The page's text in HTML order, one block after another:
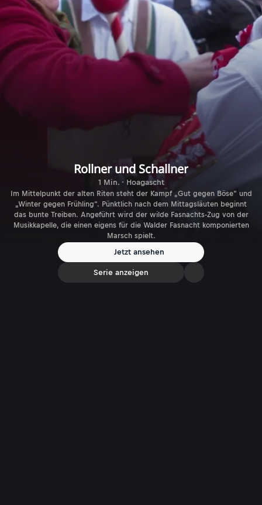
Rollner und Schallner
1 Min. · Hoagascht
Im Mittelpunkt der alten Riten steht der Kampf „Gut gegen Böse“ und
„Winter gegen Frühling“. Pünktlich nach dem Mittagsläuten beginnt
das bunte Treiben. Angeführt wird der wilde Fasnachts-Zug von der
Musikkapelle, die einen eigens für die Walder Fasnacht komponierten
Marsch spielt.
Jetzt ansehen
Serie anzeigen